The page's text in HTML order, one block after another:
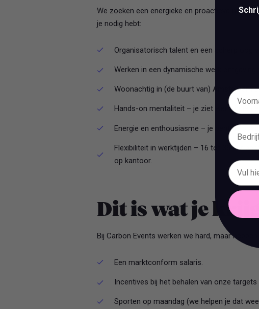
We zoeken een energieke en proactieve
je nodig hebt:
Organisatorisch talent en een scherp oog
Werken in een dynamische werk
Woonachtig in (de buurt van) Amsterdam
Hands-on mentaliteit – je ziet werk liggen
Energie en enthousiasme – je bent de
Flexibiliteit in werktijden – 16 tot 36 uur
op kantoor.
Dit is wat je
Bij Carbon Events werken we hard, maar
Een marktconform salaris.
Incentives bij het behalen van onze
Sporten op maandag (we helpen je dat